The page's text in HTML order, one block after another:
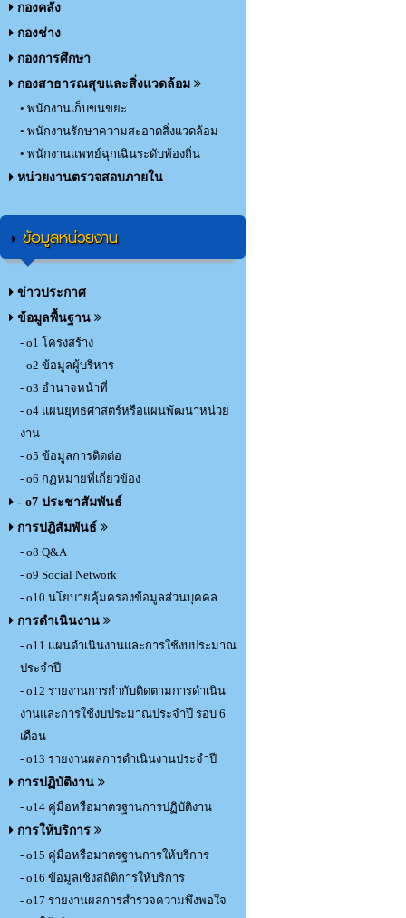
กองคลัง
กองช่าง
กองการศึกษา
กองสาธารณสุขและสิ่งแวดล้อม
• พนักงานเก็บขนขยะ
• พนักงานรักษาความสะอาดสิ่งแวดล้อม
• พนักงานแพทย์ฉุกเฉินระดับท้องถิ่น
หน่วยงานตรวจสอบภายใน
ข้อมูลหน่วยงาน
ข่าวประกาศ
ข้อมูลพื้นฐาน
- o1 โครงสร้าง
- o2 ข้อมูลผู้บริหาร
- o3 อำนาจหน้าที่
- o4 แผนยุทธศาสตร์หรือแผนพัฒนาหน่วย
งาน
- o5 ข้อมูลการติดต่อ
- o6 กฏหมายที่เกี่ยวข้อง
- o7 ประชาสัมพันธ์
การปฎิสัมพันธ์
- o8 Q&A
- o9 Social Network
- o10 นโยบายคุ้มครองข้อมูลส่วนบุคคล
การดำเนินงาน
- o11 แผนดำเนินงานและการใช้งบประมาณ
ประจำปี
- o12 รายงานการกำกับติดตามการดำเนิน
งานและการใช้งบประมาณประจำปี รอบ 6
เดือน
- o13 รายงานผลการดำเนินงานประจำปี
การปฏิบัติงาน
- o14 คู่มือหรือมาตรฐานการปฏิบัติงาน
การให้บริการ
- o15 คู่มือหรือมาตรฐานการให้บริการ
- o16 ข้อมูลเชิงสถิติการให้บริการ
- o17 รายงานผลการสำรวจความพึงพอใจ